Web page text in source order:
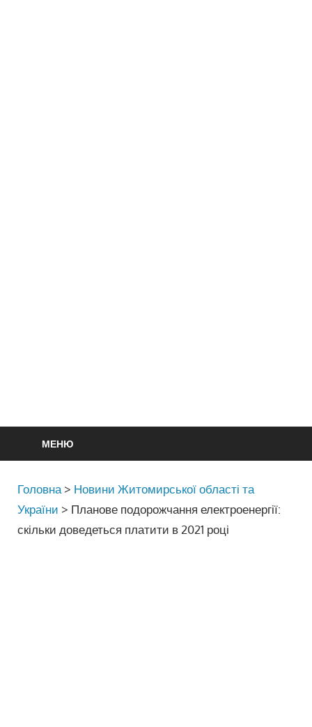
МЕНЮ
Головна > Новини Житомирської області та
України > Планове подорожчання електроенергії:
скільки доведеться платити в 2021 році